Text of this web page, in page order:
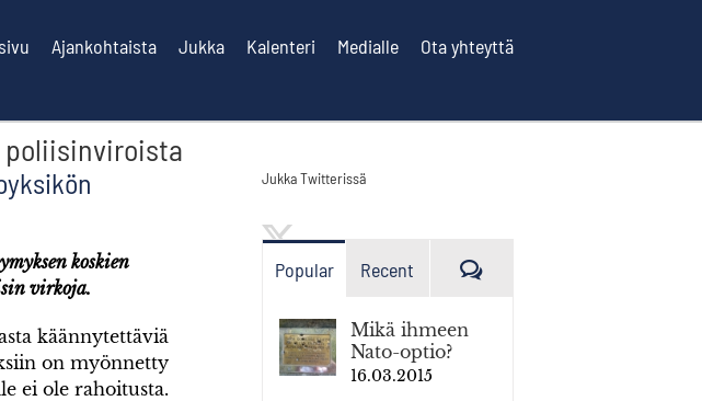
Ajankohtaista Jukka Kalenteri Medialle Ota yhteyttä
poliisinviroista
koskien
virkoja.
käännytettäviä
on myönnetty
ei ole rahoitusta.
Jukka Twitterissä
Popular Recent Kommenttia
Mikä ihmeen
Nato-optio?
16.03.2015